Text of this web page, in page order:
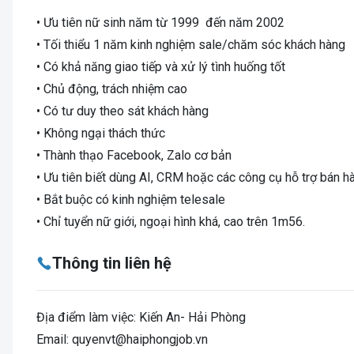
• Ưu tiên nữ sinh năm từ 1999 đến năm 2002
• Tối thiểu 1 năm kinh nghiệm sale/chăm sóc khách hàng
• Có khả năng giao tiếp và xử lý tình huống tốt
• Chủ động, trách nhiệm cao
• Có tư duy theo sát khách hàng
• Không ngại thách thức
• Thành thạo Facebook, Zalo cơ bản
• Ưu tiên biết dùng AI, CRM hoặc các công cụ hỗ trợ bán
• Bắt buộc có kinh nghiệm telesale
• Chỉ tuyển nữ giới, ngoại hình khá, cao trên 1m56.
Thông tin liên hệ
Địa điểm làm việc: Kiến An- Hải Phòng
Email: quyenvt@haiphongjob.vn